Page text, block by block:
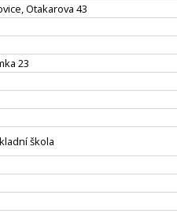
Otakarova 43
23
škola